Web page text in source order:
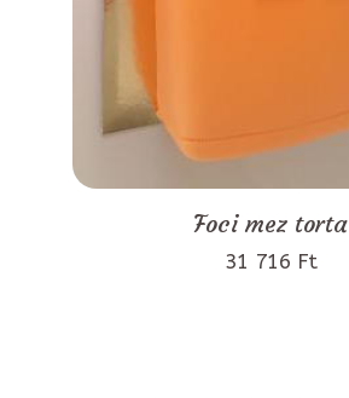
Foci mez torta
31 716 Ft